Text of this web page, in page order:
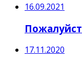
16.09.2021
17.11.2020